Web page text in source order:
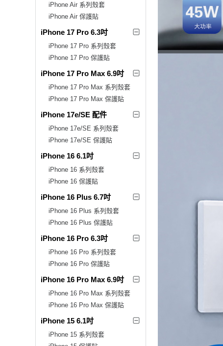
iPhone Air 系列殼套
iPhone Air 保護貼
iPhone 17 Pro 6.3吋
iPhone 17 Pro 系列殼套
iPhone 17 Pro 保護貼
iPhone 17 Pro Max 6.9吋
iPhone 17 Pro Max 系列殼套
iPhone 17 Pro Max 保護貼
iPhone 17e/SE 配件
iPhone 17e/SE 系列殼套
iPhone 17e/SE 保護貼
iPhone 16 6.1吋
iPhone 16 系列殼套
iPhone 16 保護貼
iPhone 16 Plus 6.7吋
iPhone 16 Plus 系列殼套
iPhone 16 Plus 保護貼
iPhone 16 Pro 6.3吋
iPhone 16 Pro 系列殼套
iPhone 16 Pro 保護貼
iPhone 16 Pro Max 6.9吋
iPhone 16 Pro Max 系列殼套
iPhone 16 Pro Max 保護貼
iPhone 15 6.1吋
iPhone 15 系列殼套